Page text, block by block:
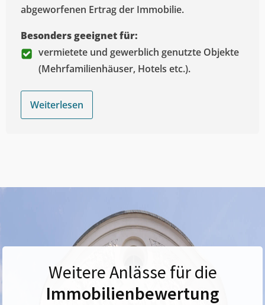
abgeworfenen Ertrag der Immobilie.
Besonders geeignet für:
vermietete und gewerblich genutzte Objekte
(Mehrfamilienhäuser, Hotels etc.).
Weiterlesen
Weitere Anlässe für die
Immobilienbewertung